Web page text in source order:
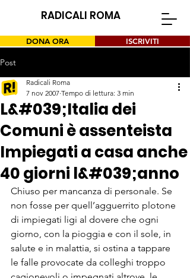
RADICALI ROMA
DONA ORA ISCRIVITI
Post
L&#039;Italia dei
Comuni è assenteista
Impiegati a casa anche
40 giorni l&#039;anno
Radicali Roma
7 nov 2007 Tempo di lettura: 3 min
Chiuso per mancanza di personale. Se
non fosse per quell’agguerrito plotone
di impiegati ligi al dovere che ogni
giorno, con la pioggia e con il sole, in
salute e in malattia, si ostina a tappare
le falle provocate da colleghi troppo